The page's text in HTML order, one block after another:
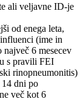
ali veljavne ID-je
od enega leta,
(ime in
6 mesecev
s pravili FEI
rinopneumonitis)
dni po
več kot 6